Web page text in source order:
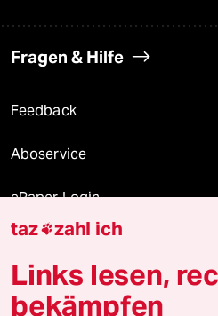
Fragen & Hilfe
Feedback
Aboservice
ePaper Login
Downloads für Abonnierende
taz zahl ich
Links lesen,
bekämpfen